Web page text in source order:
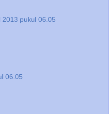
2013 pukul 06.05
06.05